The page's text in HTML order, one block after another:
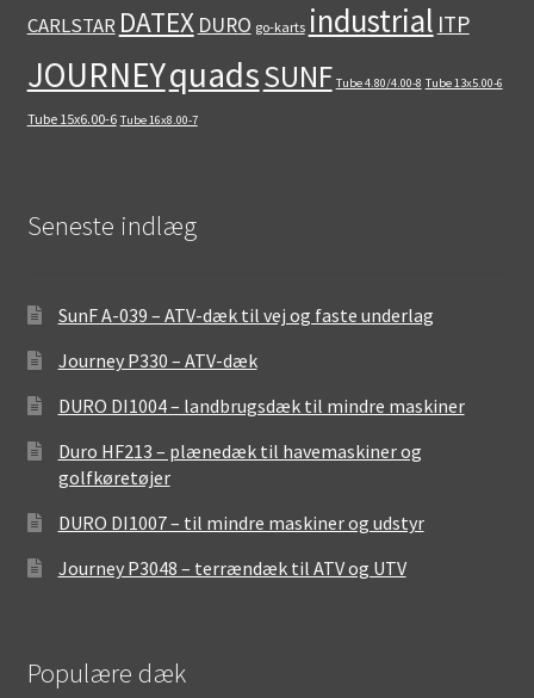
CARLSTAR DATEX DURO go-karts industrial ITP
JOURNEYquadsSUNF Tube 4.80/4.00-8 Tube 13x5.00-6
Tube 15x6.00-6 Tube 16x8.00-7
Seneste indlæg
SunF A-039 – ATV-dæk til vej og faste underlag
Journey P330 – ATV-dæk
DURO DI1004 – landbrugsdæk til mindre maskiner
Duro HF213 – plænedæk til havemaskiner og
golfkøretøjer
DURO DI1007 – til mindre maskiner og udstyr
Journey P3048 – terrændæk til ATV og UTV
Populære dæk